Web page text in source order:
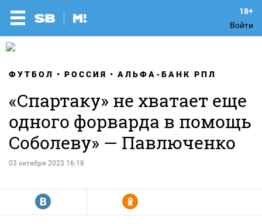
Войти
ФУТБОЛ РОССИЯ АЛЬФА-БАНК РПЛ
«Спартаку» не хватает еще
одного форварда в помощь
Соболеву» — Павлюченко
03 октября 2023 16:18
R Y